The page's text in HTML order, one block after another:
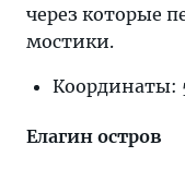
через которые
мостики.
Координаты:
Елагин остров